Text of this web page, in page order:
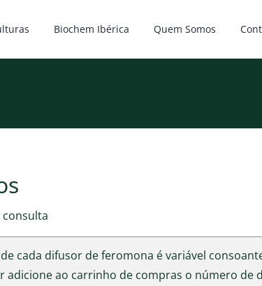
Biochem Ibérica Quem Somos
consulta
cada difusor de feromona é variável
adicione ao carrinho de compras o número de